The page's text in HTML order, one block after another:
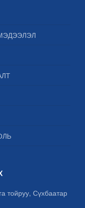
тойруу, Сүхбаатар